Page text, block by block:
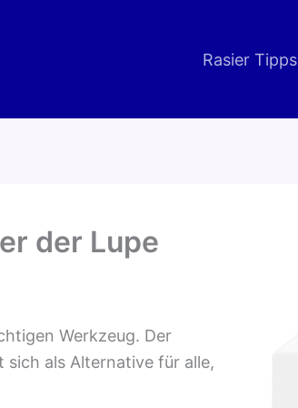
Rasier Tipps
der Lupe
Werkzeug. Der
sich als Alternative für alle,